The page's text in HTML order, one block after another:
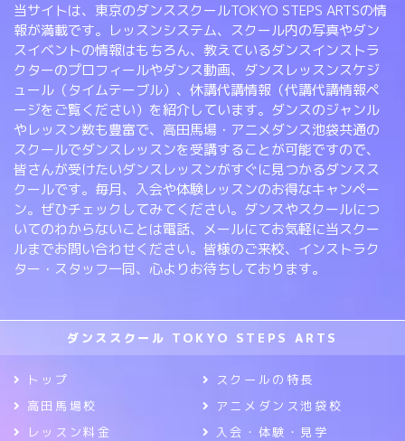
当サイトは、東京のダンススクールTOKYO STEPS ARTSの情
報が満載です。レッスンシステム、スクール内の写真やダン
スイベントの情報はもちろん、教えているダンスインストラ
クターのプロフィールやダンス動画、ダンスレッスンスケジ
ュール（タイムテーブル）、休講代講情報（代講代講情報ペ
ージをご覧ください）を紹介しています。ダンスのジャンル
やレッスン数も豊富で、高田馬場・アニメダンス池袋共通の
スクールでダンスレッスンを受講することが可能ですので、
皆さんが受けたいダンスレッスンがすぐに見つかるダンスス
クールです。毎月、入会や体験レッスンのお得なキャンペー
ン。ぜひチェックしてみてください。ダンスやスクールにつ
いてのわからないことは電話、メールにてお気軽に当スクー
ルまでお問い合わせください。皆様のご来校、インストラク
ター・スタッフ一同、心よりお待ちしております。
ダンススクール TOKYO STEPS ARTS
トップ
スクールの特長
高田馬場校
アニメダンス池袋校
レッスン料金
入会・体験・見学